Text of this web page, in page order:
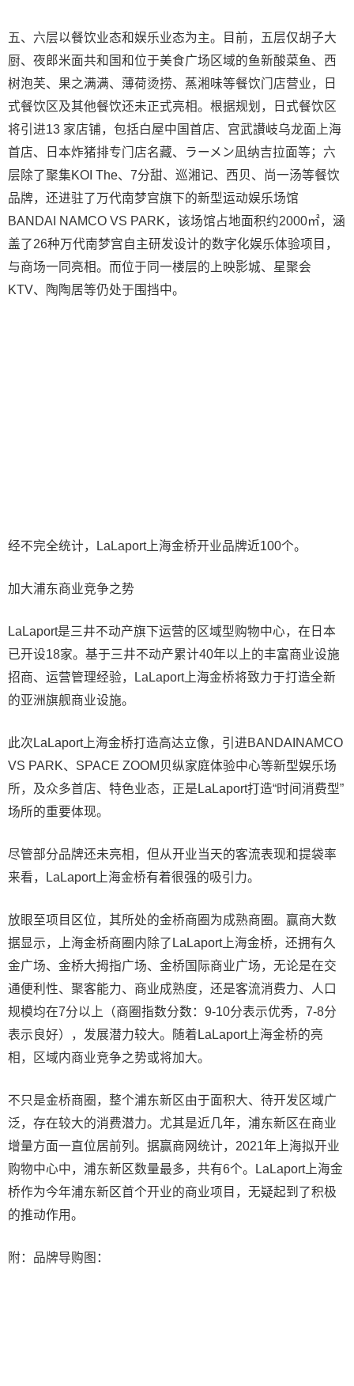
五、六层以餐饮业态和娱乐业态为主。目前，五层仅胡子大
厨、夜郎米面共和国和位于美食广场区域的鱼新酸菜鱼、西
树泡芙、果之满满、薄荷烫捞、蒸湘味等餐饮门店营业，日
式餐饮区及其他餐饮还未正式亮相。根据规划，日式餐饮区
将引进13 家店铺，包括白屋中国首店、宫武讃岐乌龙面上海
首店、日本炸猪排专门店名藏、ラーメン凪纳吉拉面等；六
层除了聚集KOI The、7分甜、巡湘记、西贝、尚一汤等餐饮
品牌，还进驻了万代南梦宫旗下的新型运动娱乐场馆
BANDAI NAMCO VS PARK，该场馆占地面积约2000㎡，涵
盖了26种万代南梦宫自主研发设计的数字化娱乐体验项目，
与商场一同亮相。而位于同一楼层的上映影城、星聚会
KTV、陶陶居等仍处于围挡中。
经不完全统计，LaLaport上海金桥开业品牌近100个。
加大浦东商业竞争之势
LaLaport是三井不动产旗下运营的区域型购物中心，在日本
已开设18家。基于三井不动产累计40年以上的丰富商业设施
招商、运营管理经验，LaLaport上海金桥将致力于打造全新
的亚洲旗舰商业设施。
此次LaLaport上海金桥打造高达立像，引进BANDAINAMCO
VS PARK、SPACE ZOOM贝纵家庭体验中心等新型娱乐场
所，及众多首店、特色业态，正是LaLaport打造“时间消费型”
场所的重要体现。
尽管部分品牌还未亮相，但从开业当天的客流表现和提袋率
来看，LaLaport上海金桥有着很强的吸引力。
放眼至项目区位，其所处的金桥商圈为成熟商圈。赢商大数
据显示，上海金桥商圈内除了LaLaport上海金桥，还拥有久
金广场、金桥大拇指广场、金桥国际商业广场，无论是在交
通便利性、聚客能力、商业成熟度，还是客流消费力、人口
规模均在7分以上（商圈指数分数：9-10分表示优秀，7-8分
表示良好），发展潜力较大。随着LaLaport上海金桥的亮
相，区域内商业竞争之势或将加大。
不只是金桥商圈，整个浦东新区由于面积大、待开发区域广
泛，存在较大的消费潜力。尤其是近几年，浦东新区在商业
增量方面一直位居前列。据赢商网统计，2021年上海拟开业
购物中心中，浦东新区数量最多，共有6个。LaLaport上海金
桥作为今年浦东新区首个开业的商业项目，无疑起到了积极
的推动作用。
附：品牌导购图：